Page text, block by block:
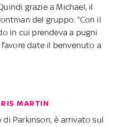
grazie a Michael, il
del gruppo. “Con il
in cui prendeva a pugni
date il benvenuto a
MARTIN
di Parkinson, è arrivato sul